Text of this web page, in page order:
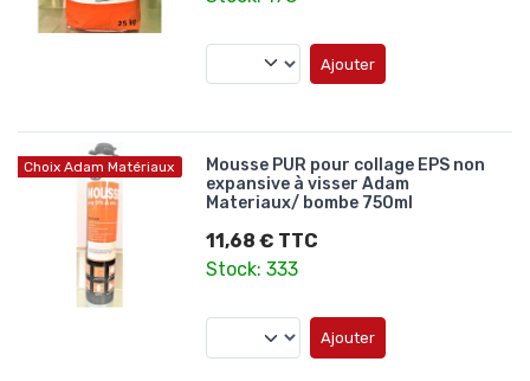
Ajouter
Choix Adam Matériaux
Mousse PUR pour collage EPS non
expansive à visser Adam
Materiaux/ bombe 750ml
11,68 € TTC
Stock: 333
Ajouter